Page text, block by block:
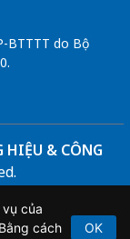
BTTTT do Bộ
& CÔNG
Công luận. Cấm
sự chấp thuận
của
cách
OK